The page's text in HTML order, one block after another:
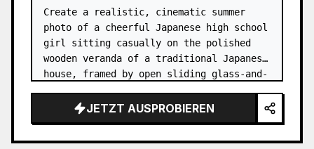
Create a realistic, cinematic summer
photo of a cheerful Japanese high school
girl sitting casually on the polished
wooden veranda of a traditional Japanese
house, framed by open sliding glass-and-
style school uniform top w…
JETZT AUSPROBIEREN